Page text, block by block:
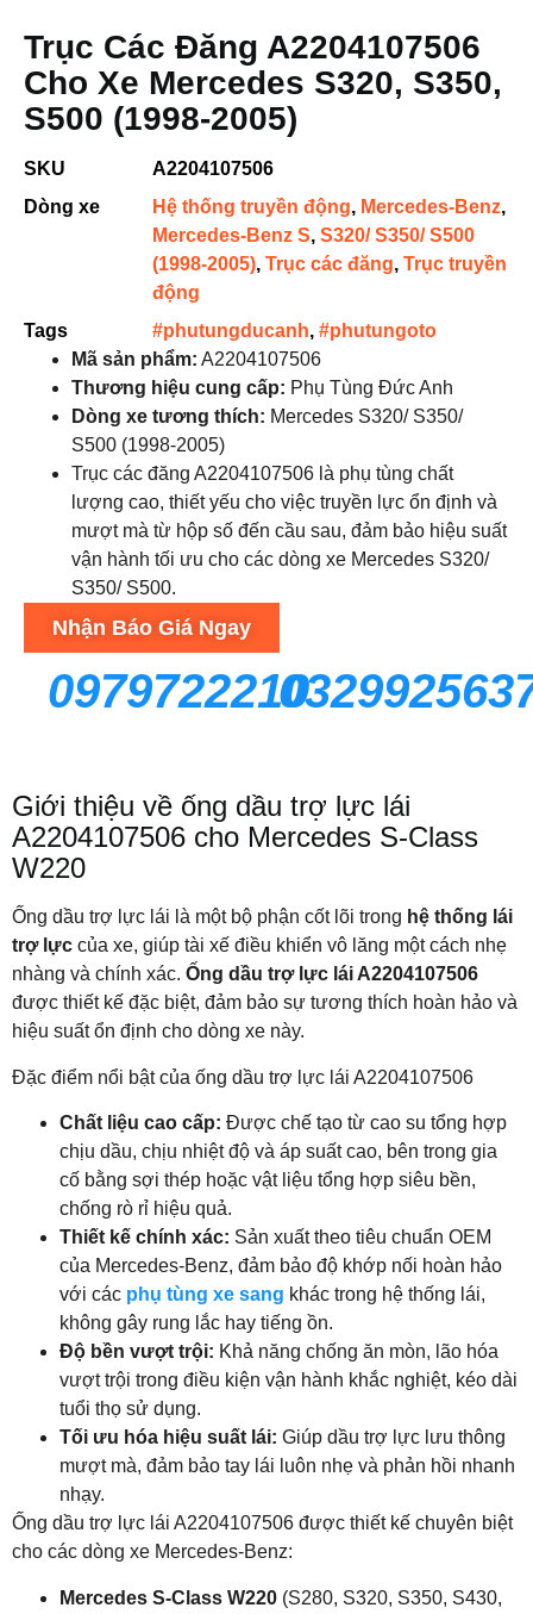
Trục Các Đăng A2204107506
Cho Xe Mercedes S320, S350,
S500 (1998-2005)
SKU
A2204107506
Dòng xe
Hệ thống truyền động, Mercedes-Benz,
Mercedes-Benz S, S320/ S350/ S500
(1998-2005), Trục các đăng, Trục truyền
động
Tags
#phutungducanh, #phutungoto
Mã sản phẩm: A2204107506
Thương hiệu cung cấp: Phụ Tùng Đức Anh
Dòng xe tương thích: Mercedes S320/ S350/
S500 (1998-2005)
Trục các đăng A2204107506 là phụ tùng chất
lượng cao, thiết yếu cho việc truyền lực ổn định và
mượt mà từ hộp số đến cầu sau, đảm bảo hiệu suất
vận hành tối ưu cho các dòng xe Mercedes S320/
S350/ S500.
Nhận Báo Giá Ngay
0979722210
Giới thiệu về ống dầu trợ lực lái
A2204107506 cho Mercedes S-Class
W220
Ống dầu trợ lực lái là một bộ phận cốt lõi trong hệ thống lái
trợ lực của xe, giúp tài xế điều khiển vô lăng một cách nhẹ
nhàng và chính xác. Ống dầu trợ lực lái A2204107506
được thiết kế đặc biệt, đảm bảo sự tương thích hoàn hảo và
hiệu suất ổn định cho dòng xe này.
Đặc điểm nổi bật của ống dầu trợ lực lái A2204107506
Chất liệu cao cấp: Được chế tạo từ cao su tổng hợp
chịu dầu, chịu nhiệt độ và áp suất cao, bên trong gia
cố bằng sợi thép hoặc vật liệu tổng hợp siêu bền,
chống rò rỉ hiệu quả.
Thiết kế chính xác: Sản xuất theo tiêu chuẩn OEM
của Mercedes-Benz, đảm bảo độ khớp nối hoàn hảo
với các phụ tùng xe sang khác trong hệ thống lái,
không gây rung lắc hay tiếng ồn.
Độ bền vượt trội: Khả năng chống ăn mòn, lão hóa
vượt trội trong điều kiện vận hành khắc nghiệt, kéo dài
tuổi thọ sử dụng.
Tối ưu hóa hiệu suất lái: Giúp dầu trợ lực lưu thông
mượt mà, đảm bảo tay lái luôn nhẹ và phản hồi nhanh
nhạy.
Ống dầu trợ lực lái A2204107506 được thiết kế chuyên biệt
cho các dòng xe Mercedes-Benz:
Mercedes S-Class W220 (S280, S320, S350, S430,